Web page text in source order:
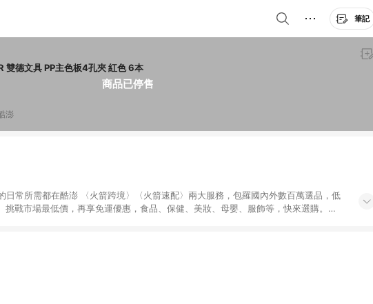
筆記
商品已停售
SUANDER 雙德文具 PP主色板4孔夾 紅色 6本
澎
常所需都在酷澎 〈火箭跨境〉〈火箭速配〉兩大服務，包羅國內外數百萬選品，低
戰市場最低價，再享免運優惠，食品、保健、美妝、母嬰、服飾等，快來選購。